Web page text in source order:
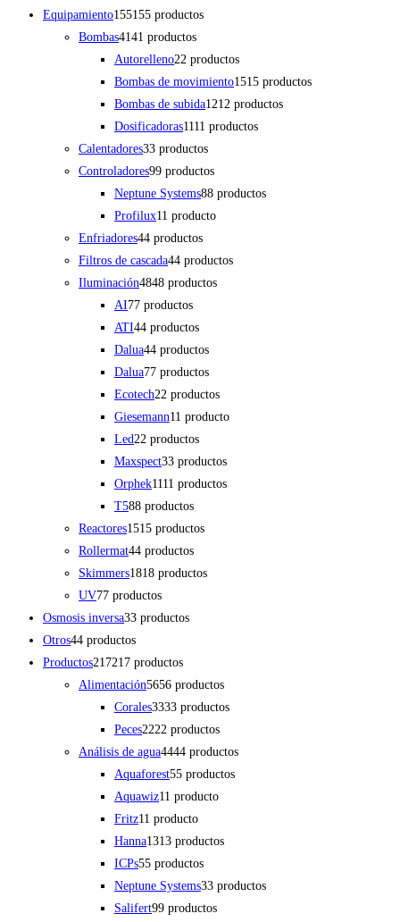
Equipamiento155155 productos
Bombas4141 productos
Autorelleno22 productos
Bombas de movimiento1515 productos
Bombas de subida1212 productos
Dosificadoras1111 productos
Calentadores33 productos
Controladores99 productos
Neptune Systems88 productos
Profilux11 producto
Enfriadores44 productos
Filtros de cascada44 productos
Iluminación4848 productos
AI77 productos
ATI44 productos
Dalua44 productos
Dalua77 productos
Ecotech22 productos
Giesemann11 producto
Led22 productos
Maxspect33 productos
Orphek1111 productos
T588 productos
Reactores1515 productos
Rollermat44 productos
Skimmers1818 productos
UV77 productos
Osmosis inversa33 productos
Otros44 productos
Productos217217 productos
Alimentación5656 productos
Corales3333 productos
Peces2222 productos
Análisis de agua4444 productos
Aquaforest55 productos
Aquawiz11 producto
Fritz11 producto
Hanna1313 productos
ICPs55 productos
Neptune Systems33 productos
Salifert99 productos